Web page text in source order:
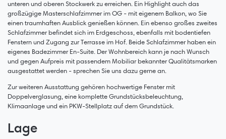
unteren und oberen Stockwerk zu erreichen. Ein Highlight auch das
großzügige Masterschlafzimmer im OG - mit eigenem Balkon, wo Sie
einen traumhaften Ausblick genießen können. Ein ebenso großes zweites
Schlafzimmer befindet sich im Erdgeschoss, ebenfalls mit bodentiefen
Fenstern und Zugang zur Terrasse im Hof. Beide Schlafzimmer haben ein
eigenes Badezimmer En-Suite. Der Wohnbereich kann je nach Wunsch
und gegen Aufpreis mit passendem Mobiliar bekannter Qualitätsmarken
ausgestattet werden - sprechen Sie uns dazu gerne an.
Zur weiteren Ausstattung gehören hochwertige Fenster mit
Doppelverglasung, eine komplette Grundstücksbeleuchtung,
Klimaanlage und ein PKW-Stellplatz auf dem Grundstück.
Lage